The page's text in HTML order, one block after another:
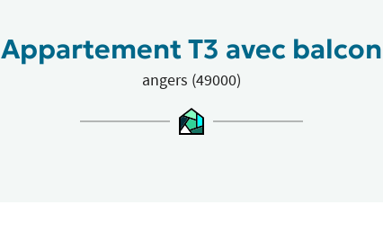
Appartement T3 avec balcon
angers (49000)